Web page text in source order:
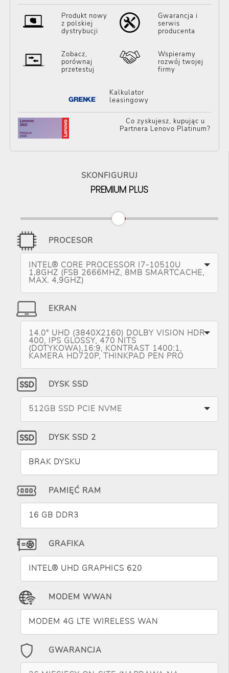
Produkt nowy
z polskiej
dystrybucji
Gwarancja i
serwis
producenta
Zobacz,
porównaj
przetestuj
Wspieramy
rozwój twojej
firmy
Kalkulator
leasingowy
Co zyskujesz, kupując u
Partnera Lenovo Platinum?
SKONFIGURUJ
PREMIUM PLUS
PROCESOR
INTEL® CORE PROCESSOR I7-10510U
1,8GHZ (FSB 2666MHZ, 8MB SMARTCACHE,
MAX. 4,9GHZ)
EKRAN
14.0" UHD (3840X2160) DOLBY VISION HDR
400, IPS GLOSSY, 470 NITS
(DOTYKOWA),16:9, KONTRAST 1400:1,
KAMERA HD720P, THINKPAD PEN PRO
DYSK SSD
512GB SSD PCIE NVME
DYSK SSD 2
BRAK DYSKU
PAMIĘĆ RAM
16 GB DDR3
GRAFIKA
INTEL® UHD GRAPHICS 620
MODEM WWAN
MODEM 4G LTE WIRELESS WAN
GWARANCJA